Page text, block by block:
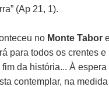
(Ap 21, 1).
no Monte Tabor
para todos os crentes
fim da história... À
contemplar, na